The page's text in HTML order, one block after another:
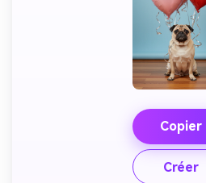
Copier
Créer